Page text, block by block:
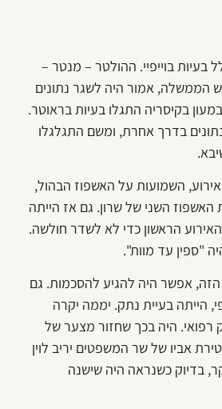
בעיות בוייפיי. ההולטר – מנטר –
הממשלה, אמור היה לשגר נתונים
בקיסריה התגלו בעיות בראוטר.
בדרך אחרת, ומשם התגלגלו
השמועות על האשפוז הבהול,
האשפוז השני של שרון. גם אז הייתה
הראשון כדי לא לשדר חולשה.
"ספין עד מוות".
אפשר היה להגיע להסכמות. גם
הייתה בעיית נתק. יממה יקרה
היה בכך שחזור מצער של
אביו של שר המשפטים יריב לוין
בדיוק כשנראה היה שישנה